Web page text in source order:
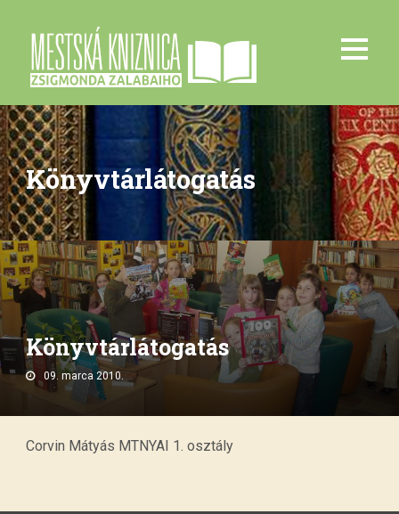
Könyvtárlátogatás
Könyvtárlátogatás
09. marca 2010.
Corvin Mátyás MTNYAI 1. osztály